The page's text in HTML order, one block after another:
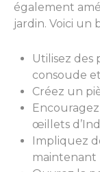
également
jardin. Voici un
Utilisez des
consoude
Créez un
œillets
Impliquez